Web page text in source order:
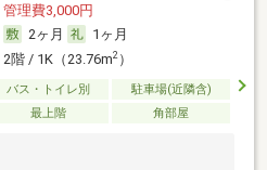
管理費3,000円
2ヶ月
1ヶ月
2階 / 1K（23.76m2）
バス・トイレ別
駐車場(近隣含)
最上階 角部屋